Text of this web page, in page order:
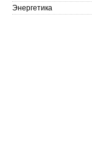
Энергетика